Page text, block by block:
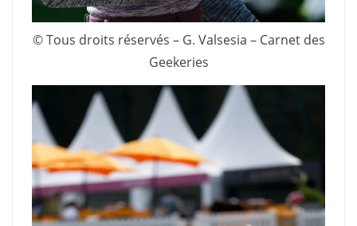
© Tous droits réservés – G. Valsesia – Carnet des
Geekeries